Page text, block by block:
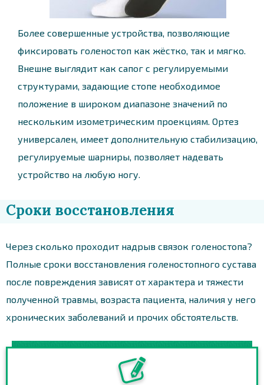
Более совершенные устройства, позволяющие
фиксировать голеностоп как жёстко, так и мягко.
Внешне выглядит как сапог с регулируемыми
структурами, задающие стопе необходимое
положение в широком диапазоне значений по
нескольким изометрическим проекциям. Ортез
универсален, имеет дополнительную стабилизацию,
регулируемые шарниры, позволяет надевать
устройство на любую ногу.
Сроки восстановления
Через сколько проходит надрыв связок голеностопа?
Полные сроки восстановления голеностопного сустава
после повреждения зависят от характера и тяжести
полученной травмы, возраста пациента, наличия у него
хронических заболеваний и прочих обстоятельств.